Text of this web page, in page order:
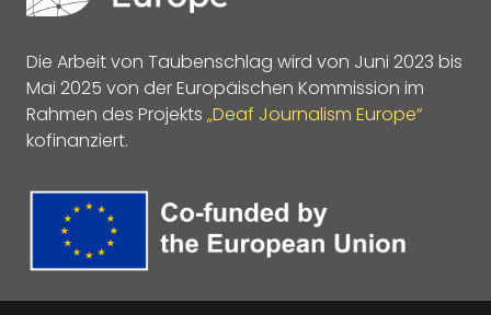
Die Arbeit von Taubenschlag wird von Juni 2023 bis
Mai 2025 von der Europäischen Kommission im
Rahmen des Projekts „Deaf Journalism Europe“
kofinanziert.